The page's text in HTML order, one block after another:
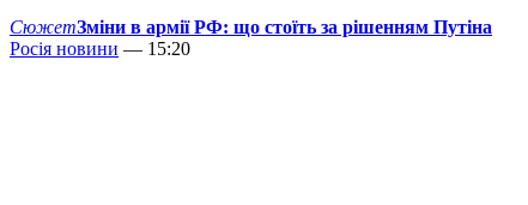
СюжетЗміни в армії РФ: що стоїть за рішенням Путіна
Росія новини — 15:20